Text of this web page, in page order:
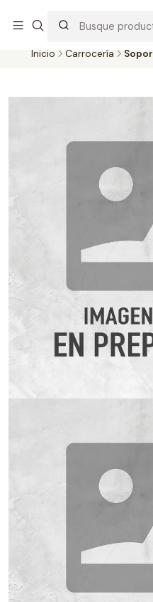
probados con altos
Inicio Carrocería